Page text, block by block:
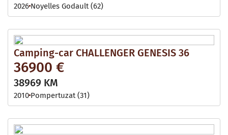
2026 Noyelles Godault (62)
Camping-car CHALLENGER GENESIS 36
36900 €
38969 KM
2010 Pompertuzat (31)